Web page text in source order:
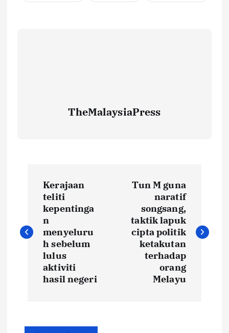
TheMalaysiaPress
s
v
Kerajaan
teliti
kepentinga
n
menyeluru
h sebelum
lulus
aktiviti
hasil negeri
Tun M guna
naratif
songsang,
taktik lapuk
cipta politik
ketakutan
terhadap
orang
Melayu